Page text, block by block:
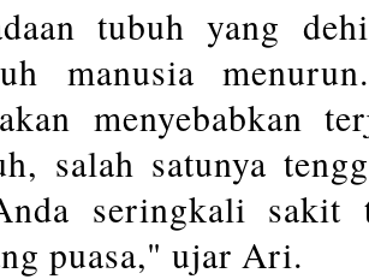
tubuh yang
manusia
menyebabkan
salah satunya
seringkali sakit
puasa," ujar Ari.